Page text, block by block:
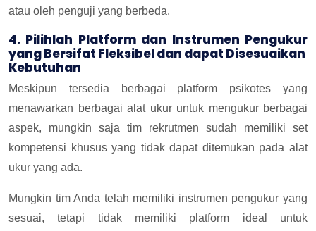
atau oleh penguji yang berbeda.
4. Pilihlah Platform dan Instrumen Pengukur
yang Bersifat Fleksibel dan dapat Disesuaikan
Kebutuhan
Meskipun tersedia berbagai platform psikotes yang
menawarkan berbagai alat ukur untuk mengukur berbagai
aspek, mungkin saja tim rekrutmen sudah memiliki set
kompetensi khusus yang tidak dapat ditemukan pada alat
ukur yang ada.
Mungkin tim Anda telah memiliki instrumen pengukur yang
sesuai, tetapi tidak memiliki platform ideal untuk